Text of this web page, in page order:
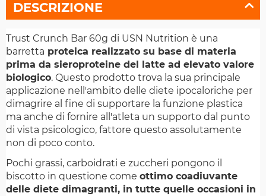
DESCRIZIONE
Trust Crunch Bar 60g di USN Nutrition è una
barretta proteica realizzato su base di materia
prima da sieroproteine del latte ad elevato valore
biologico. Questo prodotto trova la sua principale
applicazione nell'ambito delle diete ipocaloriche per
dimagrire al fine di supportare la funzione plastica
ma anche di fornire all'atleta un supporto dal punto
di vista psicologico, fattore questo assolutamente
non di poco conto.
Pochi grassi, carboidrati e zuccheri pongono il
biscotto in questione come ottimo coadiuvante
delle diete dimagranti, in tutte quelle occasioni in